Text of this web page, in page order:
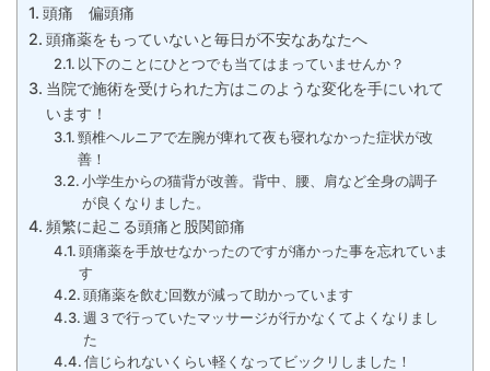
頭痛 偏頭痛
頭痛薬をもっていないと毎日が不安なあなたへ
以下のことにひとつでも当てはまっていませんか？
当院で施術を受けられた方はこのような変化を手にいれて
います！
頸椎ヘルニアで左腕が痺れて夜も寝れなかった症状が改
善！
小学生からの猫背が改善。背中、腰、肩など全身の調子
が良くなりました。
頻繁に起こる頭痛と股関節痛
頭痛薬を手放せなかったのですが痛かった事を忘れていま
す
頭痛薬を飲む回数が減って助かっています
週３で行っていたマッサージが行かなくてよくなりまし
た
信じられないくらい軽くなってビックリしました！